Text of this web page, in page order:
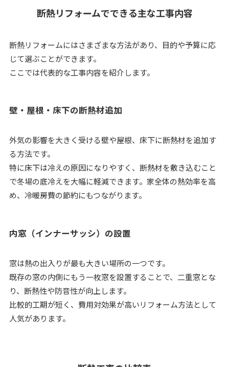
断熱リフォームでできる主な工事内容
断熱リフォームにはさまざまな方法があり、目的や予算に応
じて選ぶことができます。
ここでは代表的な工事内容を紹介します。
壁・屋根・床下の断熱材追加
外気の影響を大きく受ける壁や屋根、床下に断熱材を追加す
る方法です。
特に床下は冷えの原因になりやすく、断熱材を敷き込むこと
で冬場の底冷えを大幅に軽減できます。家全体の熱効率を高
め、冷暖房費の節約にもつながります。
内窓（インナーサッシ）の設置
窓は熱の出入りが最も大きい場所の一つです。
既存の窓の内側にもう一枚窓を設置することで、二重窓とな
り、断熱性や防音性が向上します。
比較的工期が短く、費用対効果が高いリフォーム方法として
人気があります。